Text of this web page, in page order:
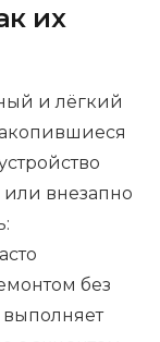
их
и лёгкий
или внезапно
без
выполняет